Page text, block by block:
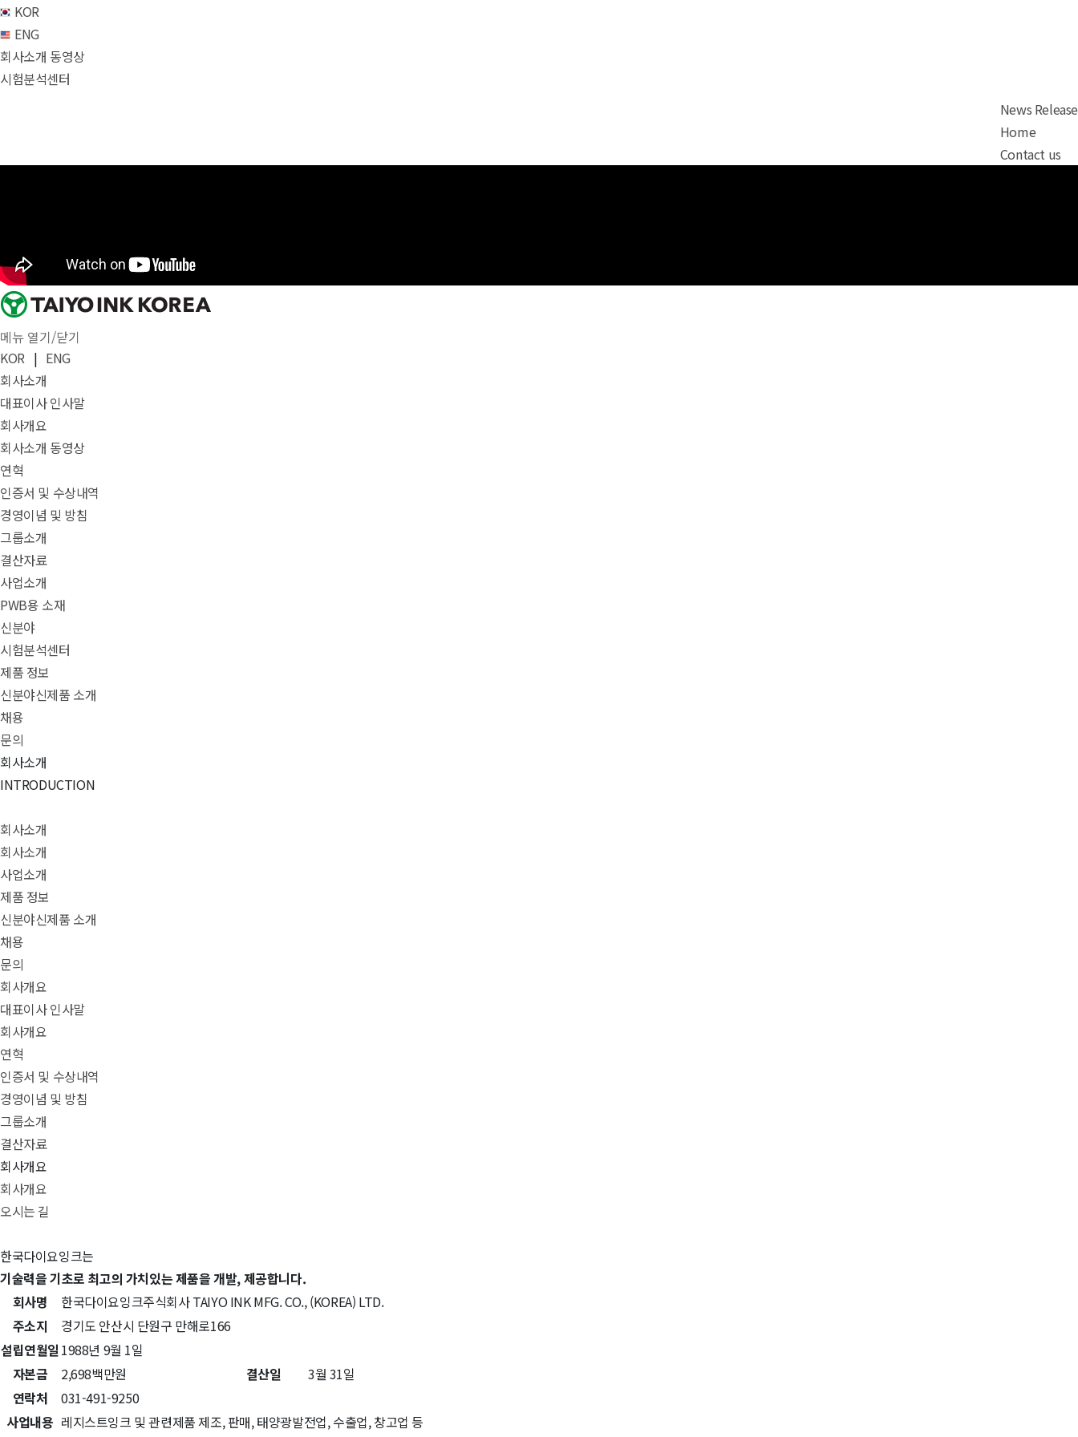
KOR
ENG
회사소개 동영상
시험분석센터
News Release
Home
Contact us
메뉴 열기/닫기
KOR | ENG
회사소개
대표이사 인사말
회사개요
회사소개 동영상
연혁
인증서 및 수상내역
경영이념 및 방침
그룹소개
결산자료
사업소개
PWB용 소재
신분야
시험분석센터
제품 정보
신분야신제품 소개
채용
문의
회사소개
INTRODUCTION
회사소개
회사소개
사업소개
제품 정보
신분야신제품 소개
채용
문의
회사개요
대표이사 인사말
회사개요
연혁
인증서 및 수상내역
경영이념 및 방침
그룹소개
결산자료
회사개요
회사개요
오시는 길
한국다이요잉크는
기술력을 기초로 최고의 가치있는 제품을 개발, 제공합니다.
회사명
한국다이요잉크주식회사 TAIYO INK MFG. CO., (KOREA) LTD.
주소지
경기도 안산시 단원구 만해로166
설립연월일 1988년 9월 1일
자본금
2,698백만원 결산일
3월 31일
연락처
031-491-9250
사업내용 레지스트잉크 및 관련제품 제조, 판매, 태양광발전업, 수출업, 창고업 등